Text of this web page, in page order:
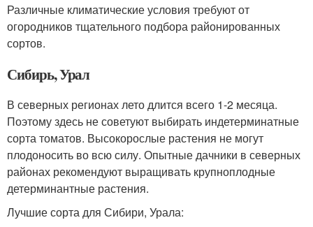
Различные климатические условия требуют от
огородников тщательного подбора районированных
сортов.
Сибирь, Урал
В северных регионах лето длится всего 1-2 месяца.
Поэтому здесь не советуют выбирать индетерминатные
сорта томатов. Высокорослые растения не могут
плодоносить во всю силу. Опытные дачники в северных
районах рекомендуют выращивать крупноплодные
детерминантные растения.
Лучшие сорта для Сибири, Урала: